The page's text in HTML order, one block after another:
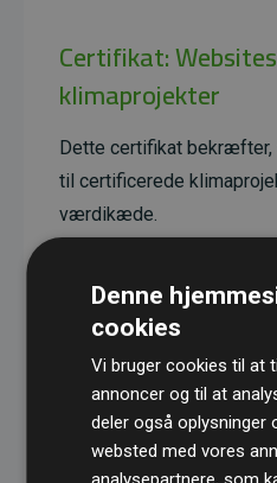
Certifikat:
klimaprojekter
Dette certifikat bekræfter,
til certificerede
værdikæde.
reducerende effekt, som
dobbelt så meget CO₂
Alle projekter er
Standard– en
kvalitet og
Denne
cookies
Vi bruger cookies til at
annoncer og til at
deler også oplysninger
websted med vores